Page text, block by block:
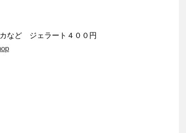
など ジェラート４００円